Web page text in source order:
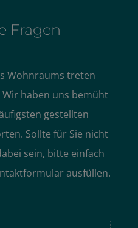
Fragen
Wohnraums treten
haben uns bemüht
gestellten
Sollte für Sie nicht
sein, bitte einfach
ausfüllen.